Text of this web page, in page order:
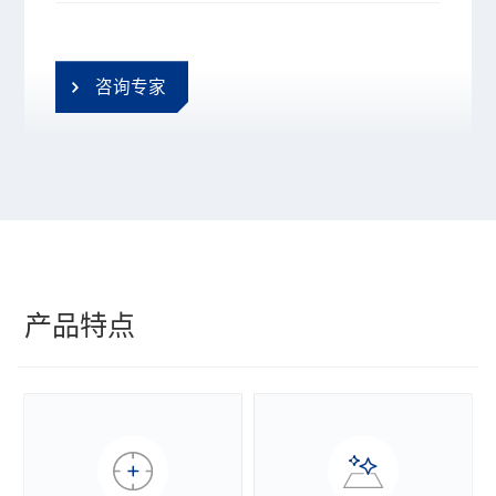
咨询专家
产品特点